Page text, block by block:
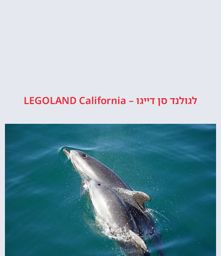
לגולנד סן דייגו – LEGOLAND California